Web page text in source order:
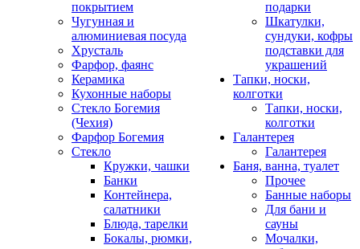
покрытием
Чугунная и
алюминиевая посуда
Хрусталь
Фарфор, фаянс
Керамика
Кухонные наборы
Стекло Богемия
(Чехия)
Фарфор Богемия
Стекло
Кружки, чашки
Банки
Контейнера,
салатники
Блюда, тарелки
Бокалы, рюмки,
подарки
Шкатулки,
сундуки, кофры
подставки для
украшений
Тапки, носки,
колготки
Тапки, носки,
колготки
Галантерея
Галантерея
Баня, ванна, туалет
Прочее
Банные наборы
Для бани и
сауны
Мочалки,